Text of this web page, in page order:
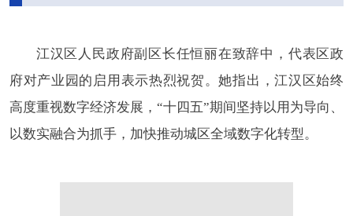
江汉区人民政府副区长任恒丽在致辞中，代表区政
府对产业园的启用表示热烈祝贺。她指出，江汉区始终
高度重视数字经济发展，“十四五”期间坚持以用为导向、
以数实融合为抓手，加快推动城区全域数字化转型。